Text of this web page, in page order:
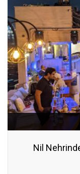
Nil